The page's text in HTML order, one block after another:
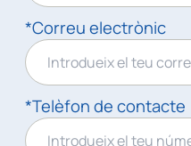
*Correu electrònic
*Telèfon de contacte